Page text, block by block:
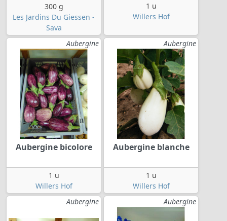
300 g
Les Jardins Du Giessen -
Sava
1 u
Willers Hof
Aubergine
Aubergine bicolore
1 u
Willers Hof
Aubergine
Aubergine blanche
1 u
Willers Hof
Aubergine
Aubergine